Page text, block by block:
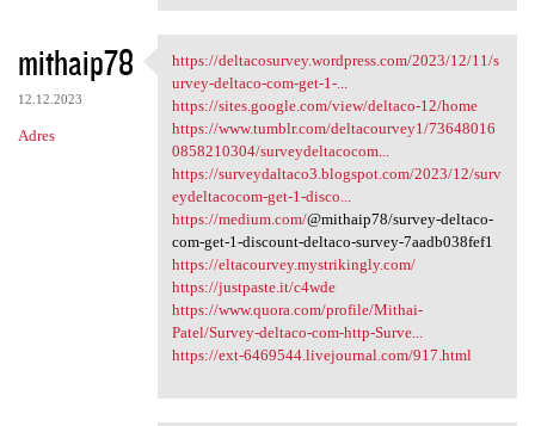
mithaip78
12.12.2023
Adres
https://deltacosurvey
https://deltacosurvey.wordpress.com/2023/12/11/s
urvey-deltaco-com-get-1-...
https://sites.google.com/view/deltaco-12/home
https://www.tumblr.com/deltacourvey1/73648016
0858210304/surveydeltacocom...
https://surveydaltaco3.blogspot.com/2023/12/surv
eydeltacocom-get-1-disco...
https://medium.com/@mithaip78/survey-deltaco-
com-get-1-discount-deltaco-survey-7aadb038fef1
https://eltacourvey.mystrikingly.com/
https://justpaste.it/c4wde
https://www.quora.com/profile/Mithai-
Patel/Survey-deltaco-com-http-Surve...
https://ext-6469544.livejournal.com/917.html